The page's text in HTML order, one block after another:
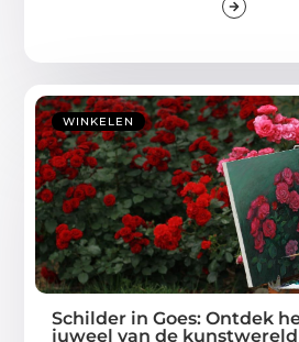
WINKELEN
Schilder in Goes: Ontdek
juweel van de kunstwereld